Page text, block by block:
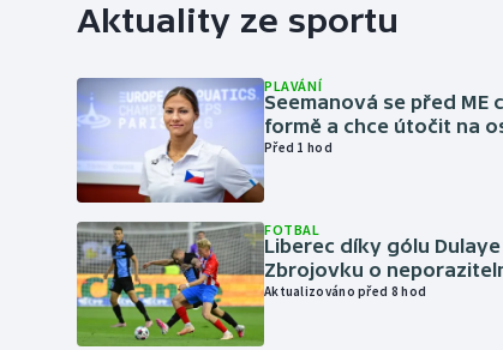
Aktuality ze sportu
PLAVÁNÍ
Seemanová se před ME
formě a chce útočit na
Před 1 hod
FOTBAL
Liberec díky gólu
Zbrojovku o
Aktualizováno před 8 hod